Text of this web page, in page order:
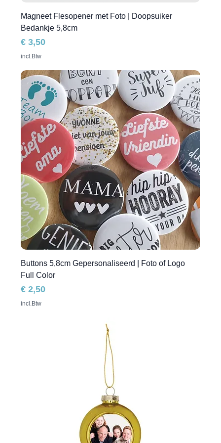
Magneet Flesopener met Foto | Doopsuiker
Bedankje 5,8cm
Prijs
€ 3,50
incl.Btw
Buttons 5,8cm Gepersonaliseerd | Foto of Logo
Full Color
Prijs
€ 2,50
incl.Btw